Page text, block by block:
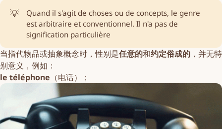
💡
Quand il s'agit de choses ou de concepts, le genre
est arbitraire et conventionnel. Il n'a pas de
signification particulière
当指代物品或抽象概念时，性别是任意的和约定俗成的 ，并无特
别意义，例如：
le téléphone （电话）；